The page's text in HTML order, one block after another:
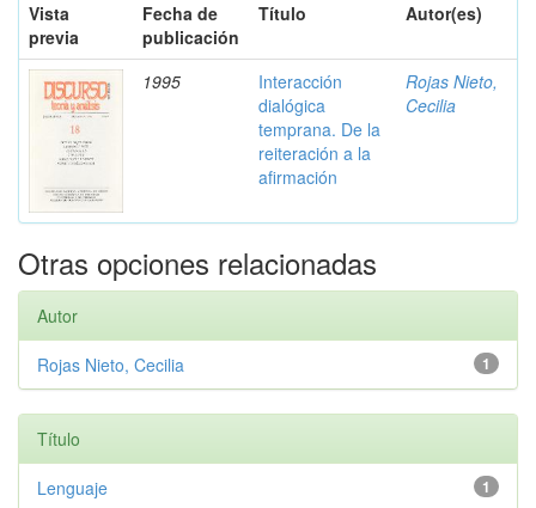
Vista
previa
Fecha de
publicación
Título Autor(es)
1995
Interacción
dialógica
temprana. De la
reiteración a la
afirmación
Rojas Nieto,
Cecilia
Otras opciones relacionadas
Autor
1
Rojas Nieto, Cecilia
Título
1
Lenguaje